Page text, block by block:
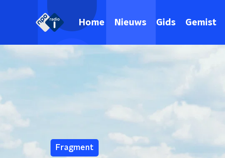
Home Nieuws Gids Gemist
Fragment